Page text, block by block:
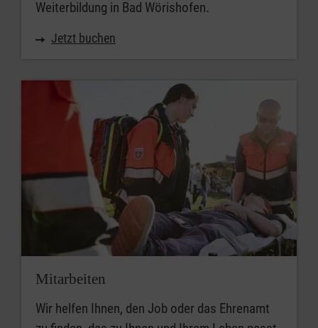
Weiterbildung in Bad Wörishofen.
Jetzt buchen
Mitarbeiten
Wir helfen Ihnen, den Job oder das Ehrenamt